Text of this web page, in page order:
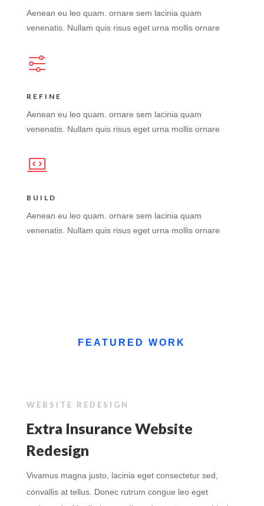
Aenean eu leo quam. ornare sem lacinia quam
venenatis. Nullam quis risus eget urna mollis ornare
REFINE
Aenean eu leo quam. ornare sem lacinia quam
venenatis. Nullam quis risus eget urna mollis ornare
BUILD
Aenean eu leo quam. ornare sem lacinia quam
venenatis. Nullam quis risus eget urna mollis ornare
FEATURED WORK
WEBSITE REDESIGN
Extra Insurance Website
Redesign
Vivamus magna justo, lacinia eget consectetur sed,
convallis at tellus. Donec rutrum congue leo eget